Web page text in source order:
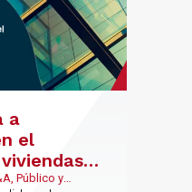
a
el
en
Público y